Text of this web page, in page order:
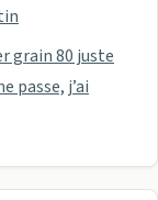
grain 80 juste
passe, j’ai